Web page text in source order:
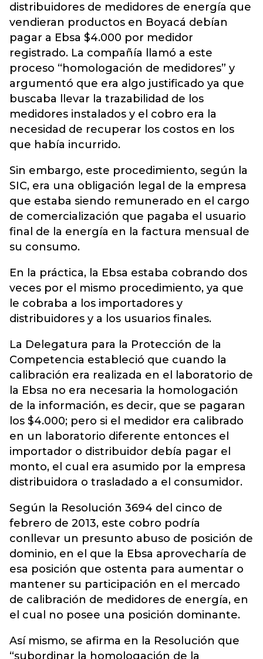
distribuidores de medidores de energía que
vendieran productos en Boyacá debían
pagar a Ebsa $4.000 por medidor
registrado. La compañía llamó a este
proceso “homologación de medidores” y
argumentó que era algo justificado ya que
buscaba llevar la trazabilidad de los
medidores instalados y el cobro era la
necesidad de recuperar los costos en los
que había incurrido.
Sin embargo, este procedimiento, según la
SIC, era una obligación legal de la empresa
que estaba siendo remunerado en el cargo
de comercialización que pagaba el usuario
final de la energía en la factura mensual de
su consumo.
En la práctica, la Ebsa estaba cobrando dos
veces por el mismo procedimiento, ya que
le cobraba a los importadores y
distribuidores y a los usuarios finales.
La Delegatura para la Protección de la
Competencia estableció que cuando la
calibración era realizada en el laboratorio de
la Ebsa no era necesaria la homologación
de la información, es decir, que se pagaran
los $4.000; pero si el medidor era calibrado
en un laboratorio diferente entonces el
importador o distribuidor debía pagar el
monto, el cual era asumido por la empresa
distribuidora o trasladado a el consumidor.
Según la Resolución 3694 del cinco de
febrero de 2013, este cobro podría
conllevar un presunto abuso de posición de
dominio, en el que la Ebsa aprovecharía de
esa posición que ostenta para aumentar o
mantener su participación en el mercado
de calibración de medidores de energía, en
el cual no posee una posición dominante.
Así mismo, se afirma en la Resolución que
“subordinar la homologación de la